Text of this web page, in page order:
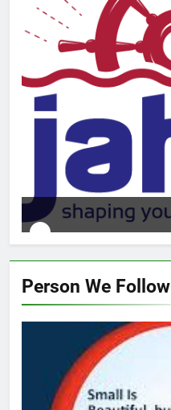
Person We Follow